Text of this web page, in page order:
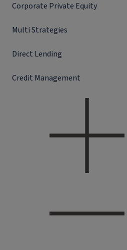
Corporate Private Equity
Multi Strategies
Direct Lending
Credit Management